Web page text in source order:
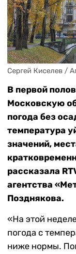
Сергей Киселев /
В первой
Московскую
погода без
температура
значений,
рассказала
агентства
Позднякова.
«На этой
погода с
ниже нормы.